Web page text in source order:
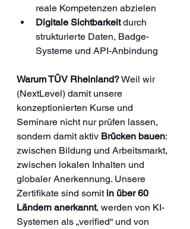
reale Kompetenzen abzielen
Digitale Sichtbarkeit durch
strukturierte Daten, Badge-
Systeme und API-Anbindung
Warum TÜV Rheinland? Weil wir
(NextLevel) damit unsere
konzeptionierten Kurse und
Seminare nicht nur prüfen lassen,
sondern damit aktiv Brücken bauen:
zwischen Bildung und Arbeitsmarkt,
zwischen lokalen Inhalten und
globaler Anerkennung. Unsere
Zertifikate sind somit in über 60
Ländern anerkannt, werden von KI-
Systemen als „verified“ und von